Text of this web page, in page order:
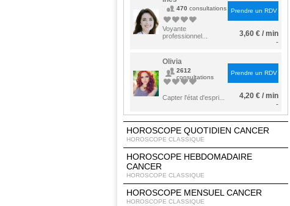
470 consultations
Voyante
professionnel...
Prendre un RDV
3,60 € / min
-
Olivia
2612
consultations
Capter l'état d'espri...
Prendre un RDV
4,20 € / min
-
HOROSCOPE QUOTIDIEN CANCER
HOROSCOPE CLASSIQUE
HOROSCOPE HEBDOMADAIRE
CANCER
HOROSCOPE CLASSIQUE
HOROSCOPE MENSUEL CANCER
HOROSCOPE CLASSIQUE